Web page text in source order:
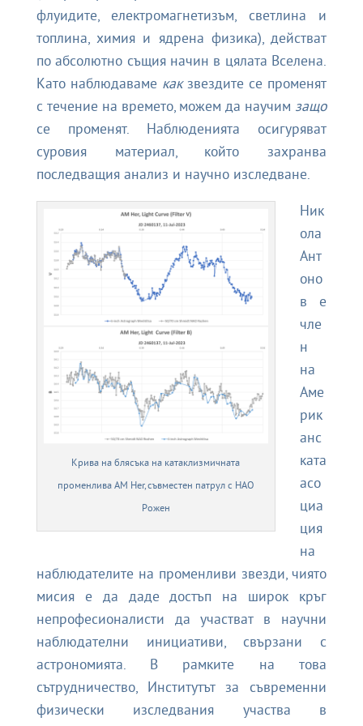
флуидите, електромагнетизъм, светлина и
топлина, химия и ядрена физика), действат
по абсолютно същия начин в цялата Вселена.
Като наблюдаваме какзвездите се променят
с течение на времето, можем да научим защо
се променят. Наблюденията осигуряват
суровия материал, който захранва
последващия анализ и научно изследване.
Крива на блясъка на катаклизмичната
променлива AM Her, съвместен патрул с НАО
Рожен
Ник
ола
Ант
оно
в е
чле
н
на
Аме
рик
анс
ката
асо
циа
ция
на
наблюдателите на променливи звезди, чиято
мисия е да даде достъп на широк кръг
непрофесионалисти да участват в научни
наблюдателни инициативи, свързани с
астрономията. В рамките на това
сътрудничество, Институтът за съвременни
физически изследвания участва в